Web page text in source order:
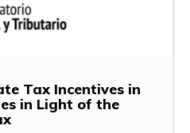
Tax Incentives in
in Light of the